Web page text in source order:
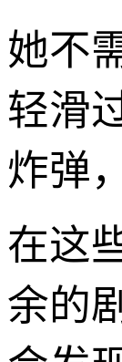
她不
轻滑
炸弹
在这
余的